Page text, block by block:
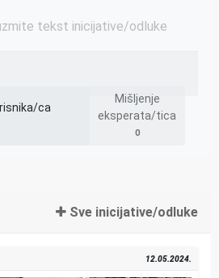
tekst inicijative/odluke
Mišljenje
0
Sve inicijative/odluke
12.05.2024.